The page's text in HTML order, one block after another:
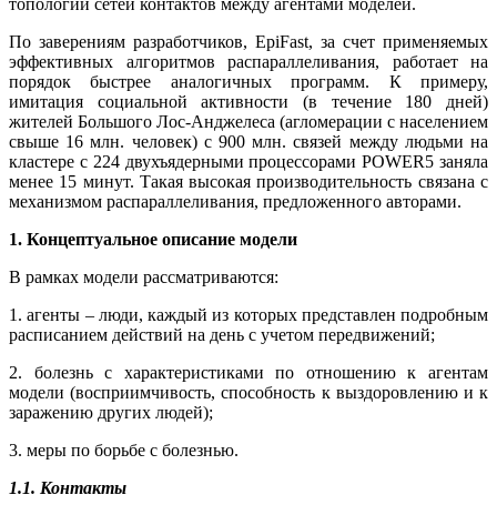
топологий сетей контактов между агентами моделей.
По заверениям разработчиков, EpiFast, за счет применяемых
эффективных алгоритмов распараллеливания, работает на
порядок быстрее аналогичных программ. К примеру,
имитация социальной активности (в течение 180 дней)
жителей Большого Лос-Анджелеса (агломерации с населением
свыше 16 млн. человек) с 900 млн. связей между людьми на
кластере с 224 двухъядерными процессорами POWER5 заняла
менее 15 минут. Такая высокая производительность связана с
механизмом распараллеливания, предложенного авторами.
1. Концептуальное описание модели
В рамках модели рассматриваются:
1. агенты – люди, каждый из которых представлен подробным
расписанием действий на день с учетом передвижений;
2. болезнь с характеристиками по отношению к агентам
модели (восприимчивость, способность к выздоровлению и к
заражению других людей);
3. меры по борьбе с болезнью.
1.1. Контакты